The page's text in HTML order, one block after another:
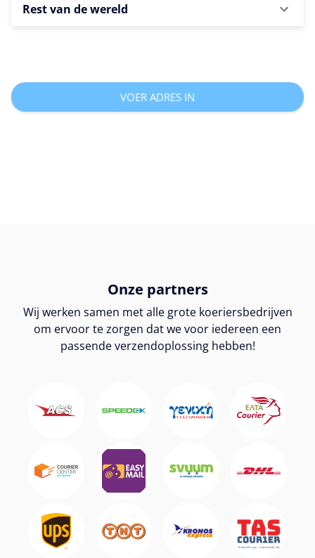
Rest van de wereld
VOER ADRES IN
Onze partners
Wij werken samen met alle grote koeriersbedrijven
om ervoor te zorgen dat we voor iedereen een
passende verzendoplossing hebben!